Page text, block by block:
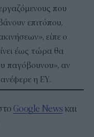
που
επιτόπου,
είπε ο
έως τώρα θα
παγόβουνου», αν
η EY.
Google Newsκαι